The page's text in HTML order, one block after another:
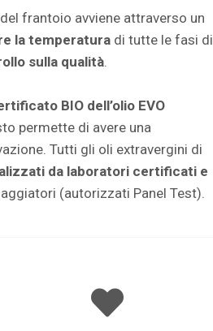
frantoio avviene attraverso un
la temperatura di tutte le fasi di
sulla qualità.
BIO dell’olio EVO
permette di avere una
Tutti gli oli extravergini di
da laboratori certificati e
(autorizzati Panel Test).